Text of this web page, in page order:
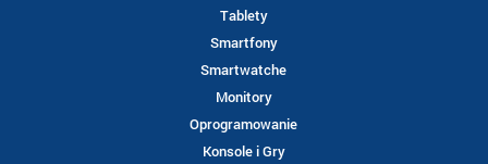
Tablety
Smartfony
Smartwatche
Monitory
Oprogramowanie
Konsole i Gry